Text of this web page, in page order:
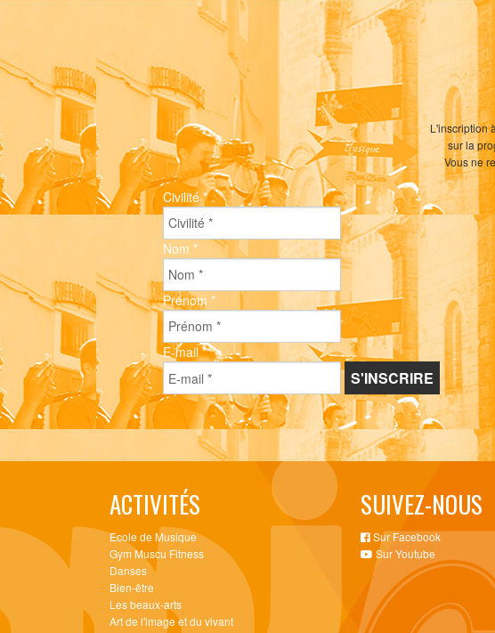
L'inscription
sur la
Vous ne
Civilité*
Nom *
Prénom *
E-mail*
ACTIVITÉS
Ecole de Musique
Gym Muscu Fitness
Danses
Bien-être
Les beaux-arts
Art de l'image et du vivant
SUIVEZ-NOUS
Sur Facebook
Sur Youtube